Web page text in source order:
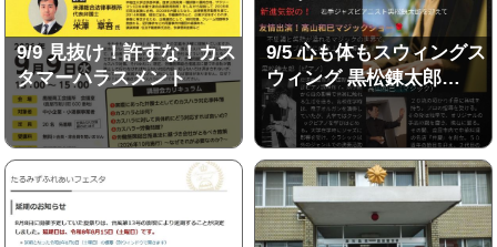
9/9 見抜け！許すな！カス
タマーハラスメント
9/5 心も体もスウィングス
ウィング 黒松錬太郎…